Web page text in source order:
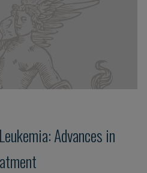
Advances in